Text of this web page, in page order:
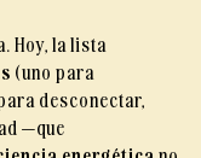
Hoy, la lista
(uno para
desconectar,
—que